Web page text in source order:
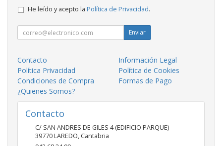
He leído y acepto la Política de Privacidad.
Enviar
Contacto
Información Legal
Política Privacidad
Política de Cookies
Condiciones de Compra
Formas de Pago
¿Quienes Somos?
Contacto
C/ SAN ANDRES DE GILES 4 (EDIFICIO PARQUE)
39770LAREDO, Cantabria